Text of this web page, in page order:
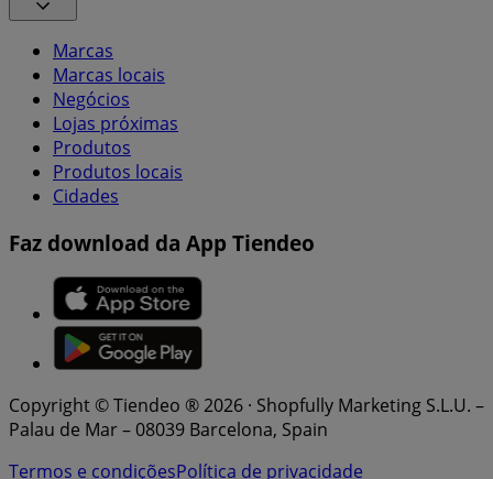
Marcas
Marcas locais
Negócios
Lojas próximas
Produtos
Produtos locais
Cidades
Faz download da App Tiendeo
Copyright © Tiendeo ® 2026 · Shopfully Marketing S.L.U. –
Palau de Mar – 08039 Barcelona, Spain
Termos e condiçõesPolítica de privacidade